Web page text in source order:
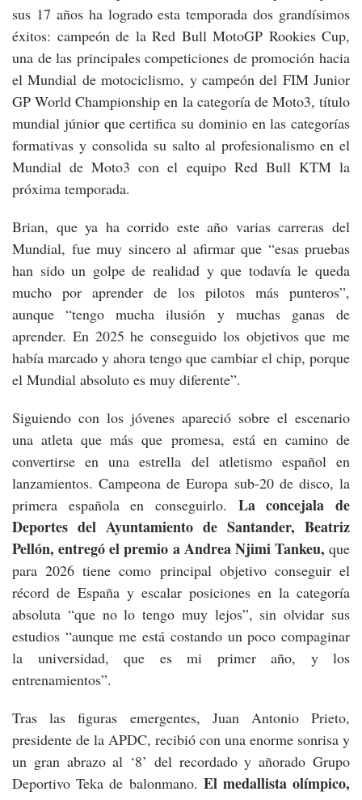
sus 17 años ha logrado esta temporada dos grandísimos
éxitos: campeón de la Red Bull MotoGP Rookies Cup,
una de las principales competiciones de promoción hacia
el Mundial de motociclismo, y campeón del FIM Junior
GP World Championship en la categoría de Moto3, título
mundial júnior que certifica su dominio en las categorías
formativas y consolida su salto al profesionalismo en el
Mundial de Moto3 con el equipo Red Bull KTM la
próxima temporada.
Brian, que ya ha corrido este año varias carreras del
Mundial, fue muy sincero al afirmar que “esas pruebas
han sido un golpe de realidad y que todavía le queda
mucho por aprender de los pilotos más punteros”,
aunque “tengo mucha ilusión y muchas ganas de
aprender. En 2025 he conseguido los objetivos que me
había marcado y ahora tengo que cambiar el chip, porque
el Mundial absoluto es muy diferente”.
Siguiendo con los jóvenes apareció sobre el escenario
una atleta que más que promesa, está en camino de
convertirse en una estrella del atletismo español en
lanzamientos. Campeona de Europa sub-20 de disco, la
primera española en conseguirlo. La concejala de
Deportes del Ayuntamiento de Santander, Beatriz
Pellón, entregó el premio a Andrea Njimi Tankeu, que
para 2026 tiene como principal objetivo conseguir el
récord de España y escalar posiciones en la categoría
absoluta “que no lo tengo muy lejos”, sin olvidar sus
estudios “aunque me está costando un poco compaginar
la universidad, que es mi primer año, y los
entrenamientos”.
Tras las figuras emergentes, Juan Antonio Prieto,
presidente de la APDC, recibió con una enorme sonrisa y
un gran abrazo al ‘8’ del recordado y añorado Grupo
Deportivo Teka de balonmano. El medallista olímpico,